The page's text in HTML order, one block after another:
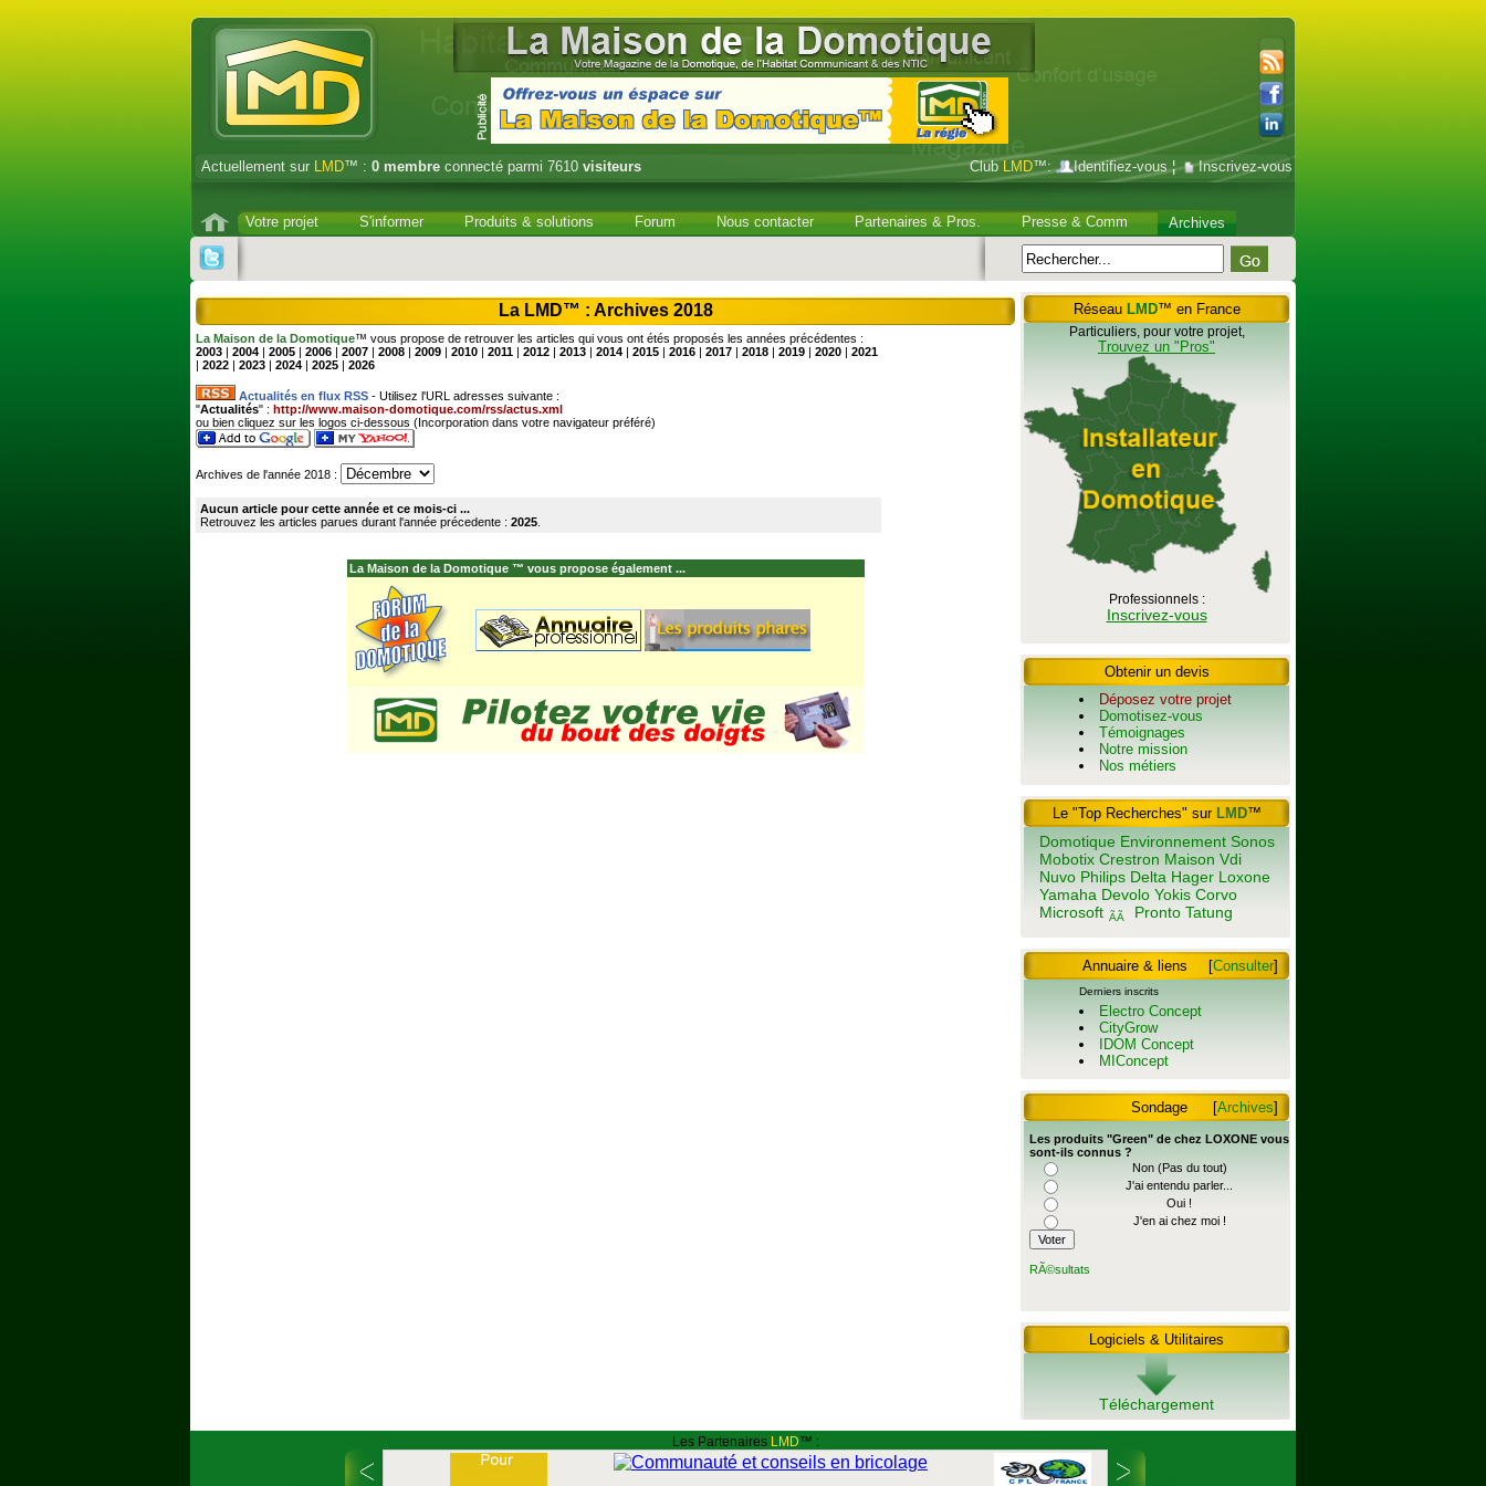
Actuellement sur LMD™ : 0 membre connecté parmi 7610 visiteurs Club LMD™: Identifiez-vous¦ Inscrivez-vous
Votre projet S'informer Produits & solutions Forum Nous contacter Partenaires & Pros. Presse & Comm Archives
La LMD™ : Archives 2018
La Maison de la Domotique™ vous propose de retrouver les articles qui vous ont étés proposés les années précédentes :
2003 | 2004 | 2005 | 2006 | 2007 | 2008 | 2009 | 2010 | 2011 | 2012 | 2013 | 2014 | 2015 | 2016 | 2017 | 2018 | 2019 | 2020 | 2021
| 2022 | 2023 | 2024 | 2025 | 2026
Actualités en flux RSS - Utilisez l'URL adresses suivante :
"Actualités" : http://www.maison-domotique.com/rss/actus.xml
ou bien cliquez sur les logos ci-dessous (Incorporation dans votre navigateur préféré)
Archives de l'année 2018 :
Aucun article pour cette année et ce mois-ci ...
Retrouvez les articles parues durant l'année précedente : 2025
La Maison de la Domotique ™ vous propose également ...
Réseau LMD™ en France
Particuliers, pour votre projet,
Trouvez un "Pros"
Professionnels :
Inscrivez-vous
Obtenir un devis
Déposez votre projet
Domotisez-vous
Témoignages
Notre mission
Nos métiers
Le "Top Recherches" sur LMD™
Domotique Environnement Sonos
Mobotix Crestron Maison Vdi
Nuvo Philips Delta Hager Loxone
Yamaha Devolo Yokis Corvo
Microsoft ÃÃ Pronto Tatung
Annuaire & liens [Consulter]
Derniers inscrits
Electro Concept
CityGrow
IDOM Concept
MIConcept
Sondage [Archives]
Les produits "Green" de chez LOXONE vous
sont-ils connus ?
Non (Pas du tout)
J'ai entendu parler...
Oui !
J'en ai chez moi !
RÃ©sultats
Logiciels & Utilitaires
Téléchargement
Les Partenaires LMD™ :